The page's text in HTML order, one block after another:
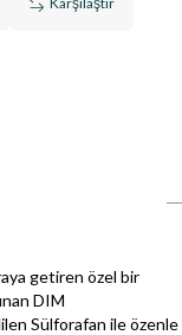
getiren özel bir
DIM
Sülforafan ile özenle